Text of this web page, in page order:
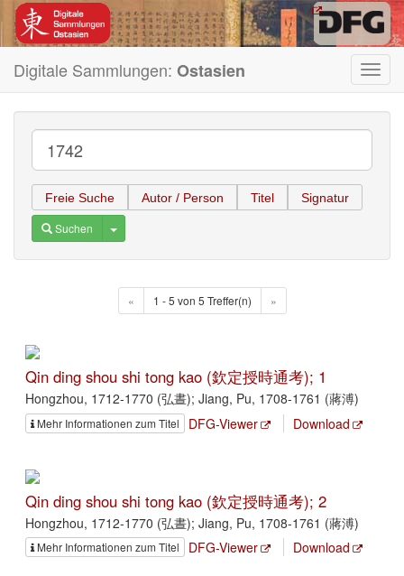
Digitale Sammlungen: Ostasien
Freie Suche Autor / Person Titel Signatur
Suchen Toggle Dropdown
« 1 - 5 von 5 Treffer(n) »
Qin ding shou shi tong kao (欽定授時通考); 1
Hongzhou, 1712-1770 (弘晝); Jiang, Pu, 1708-1761 (蔣溥)
Mehr Informationen zum Titel DFG-Viewer Download
Qin ding shou shi tong kao (欽定授時通考); 2
Hongzhou, 1712-1770 (弘晝); Jiang, Pu, 1708-1761 (蔣溥)
Mehr Informationen zum Titel DFG-Viewer Download